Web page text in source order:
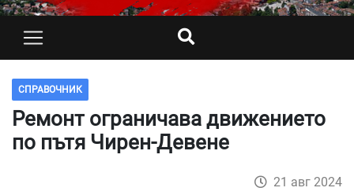
СПРАВОЧНИК
Ремонт ограничава движението
по пътя Чирен-Девене
21 авг 2024